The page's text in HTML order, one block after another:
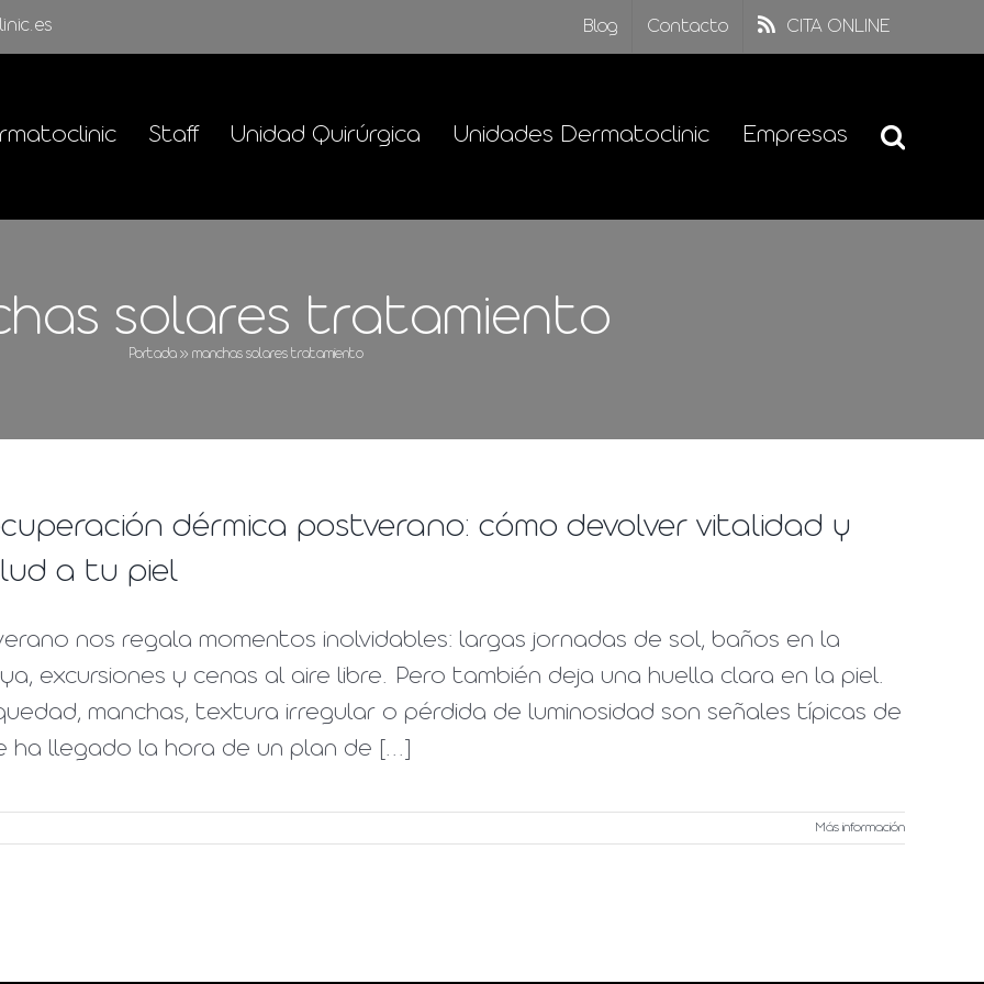
Blog Contacto CITA ONLINE
Staff Unidad Quirúrgica Unidades Dermatoclinic Empresas
solares tratamiento
Portada » manchas solares tratamiento
dérmica postverano: cómo devolver vitalidad y
a tu piel
nos regala momentos inolvidables: largas jornadas de sol, baños en la
excursiones y cenas al aire libre. Pero también deja una huella clara en la piel.
manchas, textura irregular o pérdida de luminosidad son señales típicas de
ha llegado la hora de un plan de [...]
Más información